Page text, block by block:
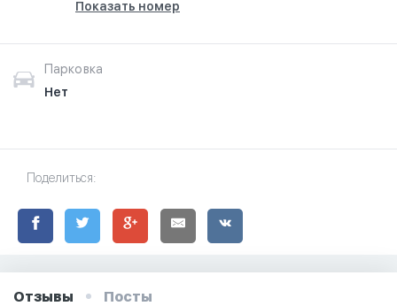
Показать номер
Парковка
Нет
Поделиться:
Отзывы Посты